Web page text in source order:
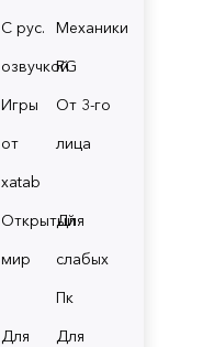
С рус.
озвучкой
Механики
RG
Игры
от
xatab
От 3-го
лица
Открытый
мир
Для
слабых
Пк
Для
Для